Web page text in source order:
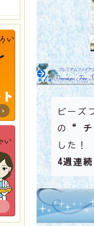
ビーズ
の
“ チ
した！
4週連続